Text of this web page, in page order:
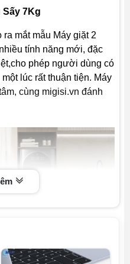
Sấy 7Kg
mắt mẫu Máy giặt 2
tính năng mới, đặc
phép người dùng có
lúc rất thuận tiện. Máy
cùng migisi.vn đánh